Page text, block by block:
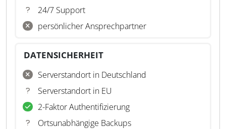
24/7 Support
persönlicher Ansprechpartner
DATENSICHERHEIT
Serverstandort in Deutschland
Serverstandort in EU
2-Faktor Authentifizierung
Ortsunabhängige Backups